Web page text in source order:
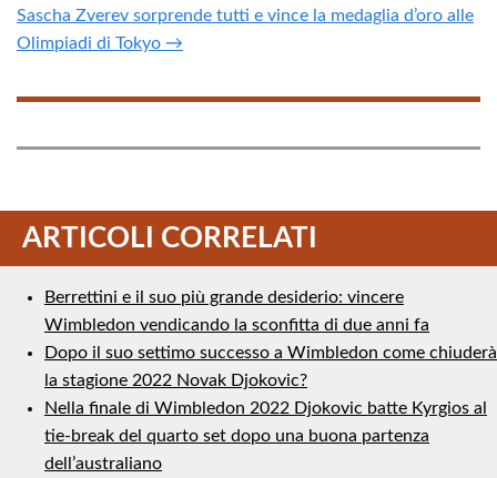
Sascha Zverev sorprende tutti e vince la medaglia d’oro alle
Olimpiadi di Tokyo →
ARTICOLI CORRELATI
Berrettini e il suo più grande desiderio: vincere
Wimbledon vendicando la sconfitta di due anni fa
Dopo il suo settimo successo a Wimbledon come chiuderà
la stagione 2022 Novak Djokovic?
Nella finale di Wimbledon 2022 Djokovic batte Kyrgios al
tie-break del quarto set dopo una buona partenza
dell’australiano